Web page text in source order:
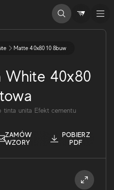
Matte 40x80 10 8buw
White 40x80
tinta unita Efekt cementu
ZAMÓW
WZORY
POBIERZ
PDF